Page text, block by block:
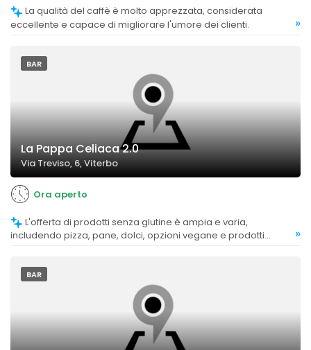
eccellente e capace di migliorare l'umore dei clienti.
»
BAR
La Pappa Celiaca 2.0
Via Treviso, 6, Viterbo
Ora aperto
includendo pizza, pane, dolci, opzioni vegane e prodotti
»
BAR